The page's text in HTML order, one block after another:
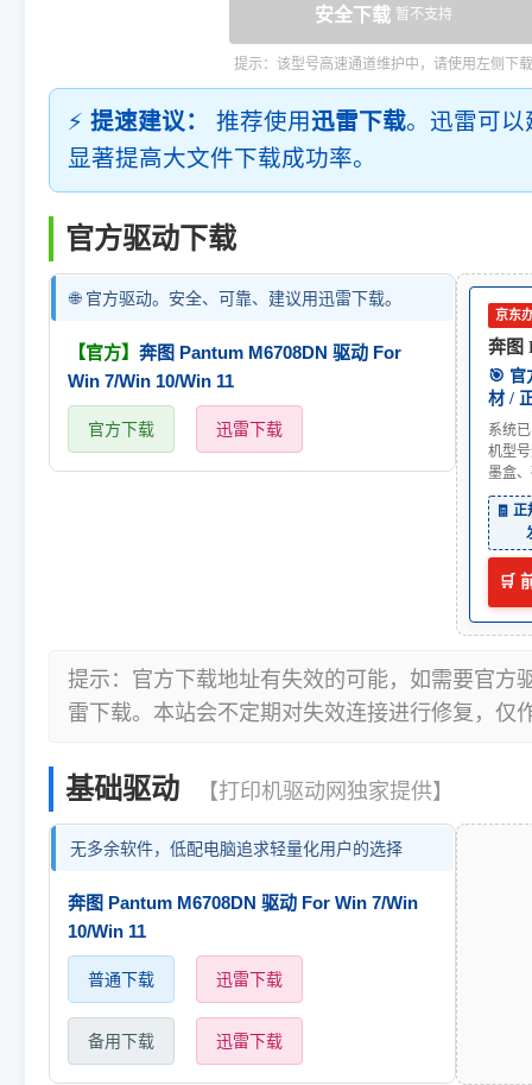
安全下载 暂不支持
提示：该型号高速通道维护中，请使用左侧下载
⚡ 提速建议： 推荐使用迅雷下载。迅雷可
显著提高大文件下载成功率。
官方驱动下载
🌐 官方驱动。安全、可靠、建议用迅雷下载。
【官方】 奔图 Pantum M6708DN 驱动 For
Win 7/Win 10/Win 11
官方下载 迅雷下载
京东
奔图
🎯 官
材 /
系统
机型
墨盒
🧾
🛒
提示：官方下载地址有失效的可能，如需要官方
雷下载。本站会不定期对失效连接进行修复，仅
基础驱动 【打印机驱动网独家提供】
无多余软件，低配电脑追求轻量化用户的选择
奔图 Pantum M6708DN 驱动 For Win 7/Win
10/Win 11
普通下载 迅雷下载
备用下载 迅雷下载